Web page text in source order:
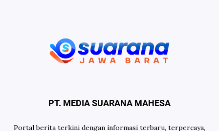
PT. MEDIA SUARANA MAHESA
Portal berita terkini dengan informasi terbaru, terpercaya,